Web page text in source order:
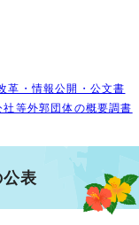
革・情報公開・公文書
社等外郭団体の概要調書
表